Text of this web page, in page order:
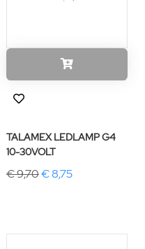
TALAMEX LEDLAMP G4
10-30VOLT
€ 9,70€ 8,75